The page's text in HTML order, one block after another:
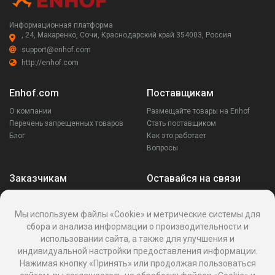
Информационная платформа
, 24, Макаренко, Сочи, Краснодарский край 354003, Россия
support@enhof.com
http://enhof.com
Enhof.com
О компании
Перечень запрещенных товаров
Блог
Поставщикам
Размещайте товары на Enhof
Стать поставщиком
Как это работает
Вопросы
Заказчикам
Ваши запросы
Написать поставщику
Написать в поддержку
Реквизиты
Оставайся на связи
Мы используем файлы «Cookie» и метрические системы для
сбора и анализа информации о производительности и
использовании сайта, а также для улучшения и
индивидуальной настройки предоставления информации.
Нажимая кнопку «Принять» или продолжая пользоваться